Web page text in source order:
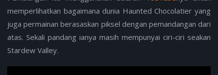
memperlihatkan bagaimana dunia Haunted Chocolatier yang
juga permainan berasaskan piksel dengan pemandangan dari
atas. Sekali pandang ianya masih mempunyai ciri-ciri seakan
Stardew Valley.